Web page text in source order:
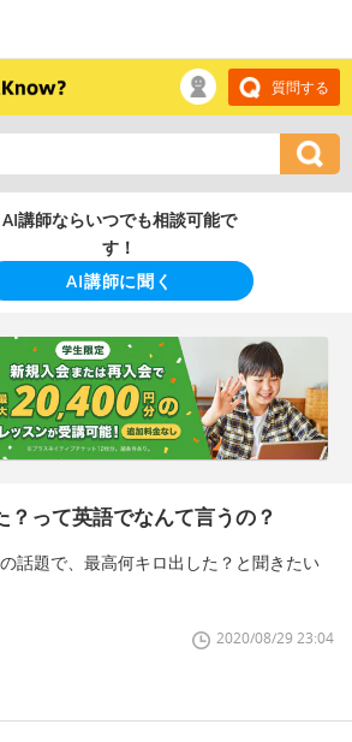
質問する
AI講師ならいつでも相談可能で
す！
AI講師に聞く
？って英語でなんて言うの？
話題で、最高何キロ出した？と聞きたい
2020/08/29 23:04